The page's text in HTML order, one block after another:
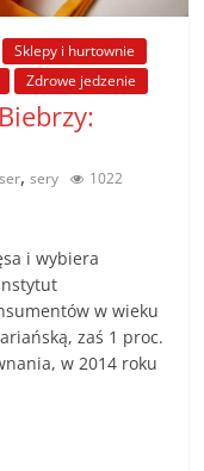
Sklepy i hurtownie
Zdrowe jedzenie
ser,sery
1022
i wybiera
w wieku
zaś 1 proc.
w 2014 roku